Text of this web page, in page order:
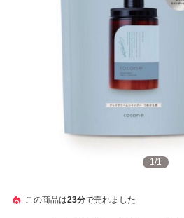
1/1
この商品は23分で売れました